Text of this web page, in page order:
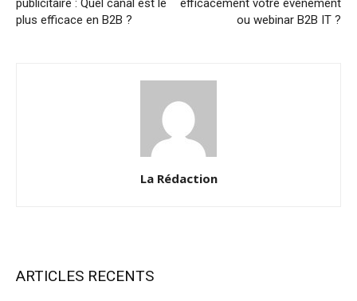
publicitaire : Quel canal est le
plus efficace en B2B ?
efficacement votre événement
ou webinar B2B IT ?
La Rédaction
ARTICLES RECENTS